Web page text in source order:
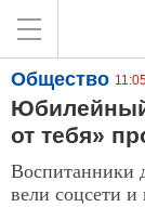
Общество
от тебя»
Воспитанники
вели соцсети и